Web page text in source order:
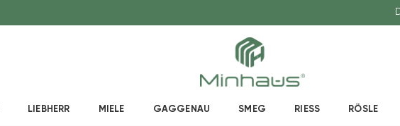
LIEBHERR MIELE GAGGENAU SMEG RIESS RÖSLE